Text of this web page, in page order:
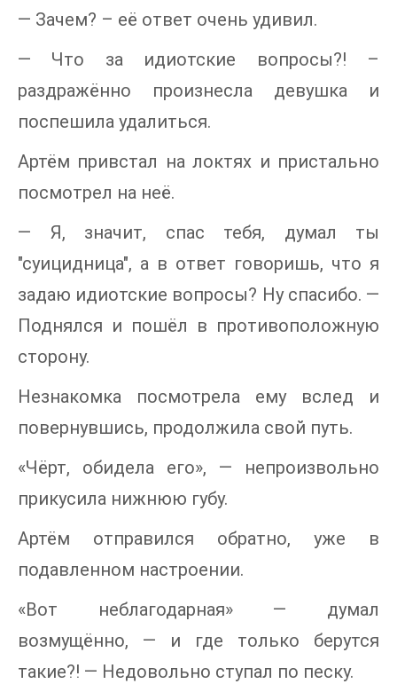
— Зачем? – её ответ очень удивил.
— Что за идиотские вопросы?! –
раздражённо произнесла девушка и
поспешила удалиться.
Артём привстал на локтях и пристально
посмотрел на неё.
— Я, значит, спас тебя, думал ты
"суицидница", а в ответ говоришь, что я
задаю идиотские вопросы? Ну спасибо. —
Поднялся и пошёл в противоположную
сторону.
Незнакомка посмотрела ему вслед и
повернувшись, продолжила свой путь.
«Чёрт, обидела его», — непроизвольно
прикусила нижнюю губу.
Артём отправился обратно, уже в
подавленном настроении.
«Вот неблагодарная» — думал
возмущённо, — и где только берутся
такие?! — Недовольно ступал по песку.